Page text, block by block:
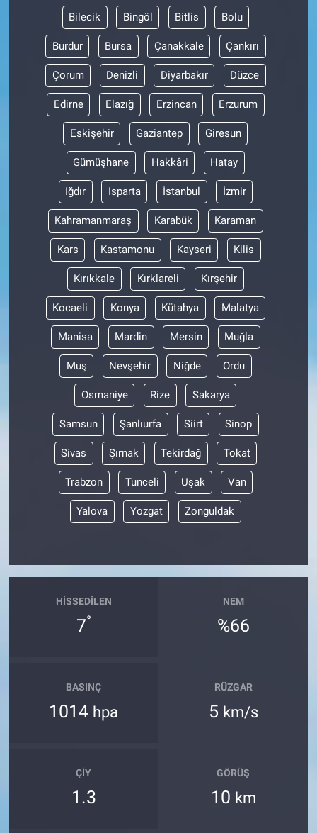
Bilecik Bingöl Bitlis Bolu
Burdur Bursa Çanakkale Çankırı
Çorum Denizli Diyarbakır Düzce
Edirne Elazığ Erzincan Erzurum
Eskişehir Gaziantep Giresun
Gümüşhane Hakkâri Hatay
Iğdır Isparta İstanbul İzmir
Kahramanmaraş Karabük Karaman
Kars Kastamonu Kayseri Kilis
Kırıkkale Kırklareli Kırşehir
Kocaeli Konya Kütahya Malatya
Manisa Mardin Mersin Muğla
Muş Nevşehir Niğde Ordu
Osmaniye Rize Sakarya
Samsun Şanlıurfa Siirt Sinop
Sivas Şırnak Tekirdağ Tokat
Trabzon Tunceli Uşak Van
Yalova Yozgat Zonguldak
HISSEDILEN
7°
NEM
%66
BASINÇ
1014 hpa
RÜZGAR
5 km/s
ÇIY
1.3
GÖRÜŞ
10 km